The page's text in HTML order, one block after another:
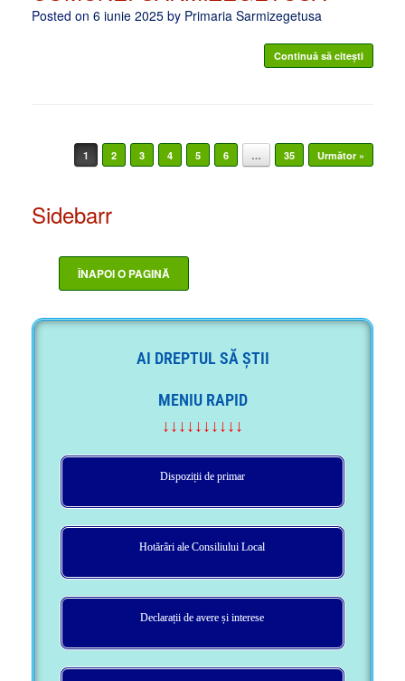
Posted on 6 iunie 2025 by Primaria Sarmizegetusa
Continuă să citești
Post navigation
1 2 3 4 5 6 … 35 Următor »
Sidebarr
AI DREPTUL SĂ ȘTII
MENIU RAPID
↓↓↓↓↓↓↓↓↓↓
Dispoziții de primar
Hotărâri ale Consiliului Local
Declarații de avere și interese